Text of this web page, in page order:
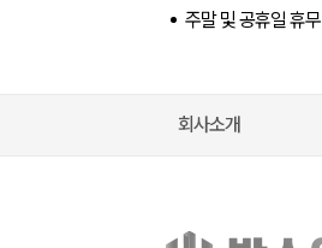
주말 및 공휴일 휴무
회사소개